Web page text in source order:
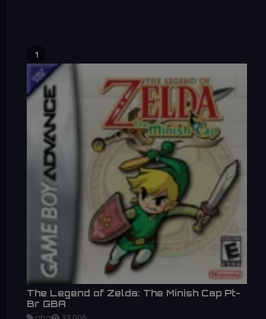
1
The Legend of Zelda: The Minish Cap Pt-
Br GBA